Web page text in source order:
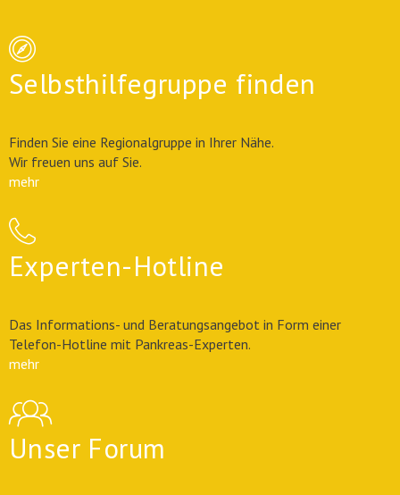
Selbsthilfegruppe finden
Finden Sie eine Regionalgruppe in Ihrer Nähe.
Wir freuen uns auf Sie.
mehr
Experten-Hotline
Das Informations- und Beratungsangebot in Form einer
Telefon-Hotline mit Pankreas-Experten.
mehr
Unser Forum